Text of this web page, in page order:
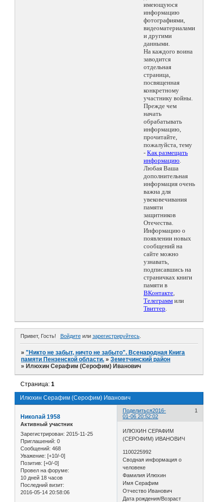
имеющуюся
информацию
фотографиями,
видеоматериалами
и другими
данными.
На каждого воина
заводится
отдельная
страница,
посвященная
конкретному
участнику войны.
Прежде чем
начать
обрабатывать
информацию,
прочитайте,
пожалуйста, тему
- Как размещать
информацию.
Любая Ваша
дополнительная
информация очень
важна для
увековечивания
памяти
защитников
Отечества.
Информацию о
появлении новых
сообщений на
сайте можно
узнавать,
подписавшись на
страничках книги
памяти в
ВКонтакте,
Телеграмм или
Твиттер.
Привет, Гость! Войдитеили зарегистрируйтесь.
»"Никто не забыт, ничто не забыто". Всенародная Книга
памяти Пензенской области. »Земетчинский район
» Илюхин Серафим (Серофим) Иванович
Илюхин Серафим (Серофим) Иванович
Страница:1
Поделиться 1
2016-
01-06 20:52:02
Николай 1958
Активный участник
Зарегистрирован: 2015-11-25
Приглашений: 0
Сообщений: 468
Уважение: [+10/-0]
Позитив: [+0/-0]
Провел на форуме:
10 дней 18 часов
Последний визит:
2016-05-14 20:58:06
ИЛЮХИН СЕРАФИМ
(СЕРОФИМ) ИВАНОВИЧ
1100225992
Сводная информация о
человеке
Фамилия Илюхин
Имя Серафим
Отчество Иванович
Дата рождения/Возраст